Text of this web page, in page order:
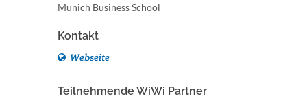
Munich Business School
Kontakt
Webseite
Teilnehmende WiWi Partner